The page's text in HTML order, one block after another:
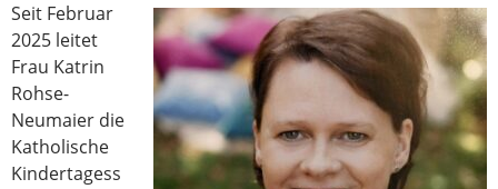
Seit Februar
2025 leitet
Frau Katrin
Rohse-
Neumaier die
Katholische
Kindertagess